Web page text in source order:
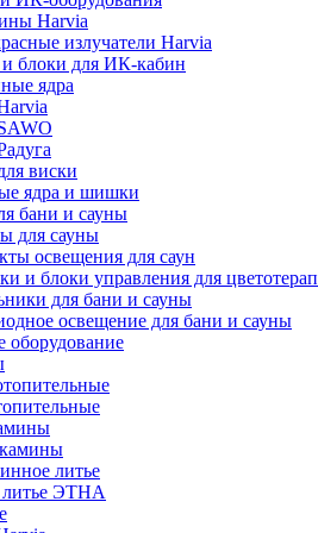
Harvia
излучатели Harvia
блоки для ИК-кабин
ядра
виски
ядра и шишки
бани и сауны
для сауны
освещения для саун
и блоки управления для
для бани и сауны
освещение для бани и сауны
оборудование
литье
литье ЭТНА